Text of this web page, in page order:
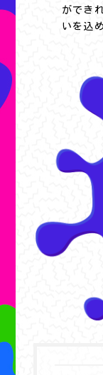
ができ
いを込